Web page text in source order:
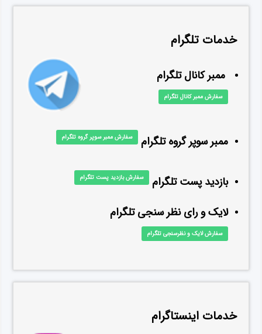
خدمات تلگرام
ممبر کانال تلگرام
سفارش ممبر کانال تلگرام
ممبر سوپر گروه تلگرام سفارش ممبر سوپر گروه تلگرام
بازدید پست تلگرام سفارش بازدید پست تلگرام
لایک و رای نظر سنجی تلگرام
سفارش لایک و نظرسنجی تلگرام
خدمات اینستاگرام